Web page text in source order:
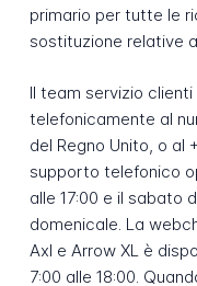
primario per tutte le
sostituzione relative
Il team servizio
telefonicamente al
del Regno Unito, o al
supporto telefonico
alle 17:00 e il sabato
domenicale. La
Axl e Arrow XL è
7:00 alle 18:00.